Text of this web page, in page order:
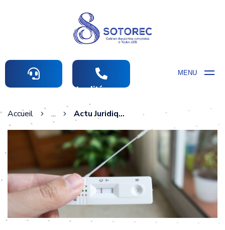
MENU
Actualités comptables
Accueil ... Actu Juridique